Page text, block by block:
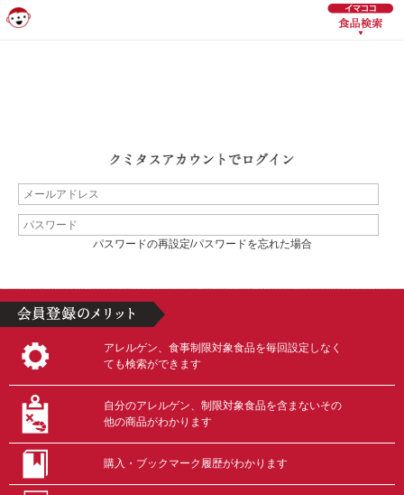
パスワードの再設定/パスワードを忘れた場合
アレルゲン、食事制限対象食品を毎回設定しなく
ても検索ができます
自分のアレルゲン、制限対象食品を含まないその
他の商品がわかります
購入・ブックマーク履歴がわかります